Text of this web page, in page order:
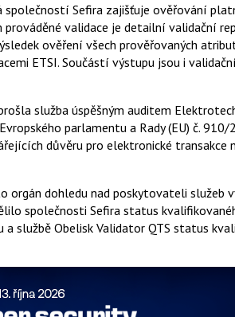
společností Sefira zajišťuje ověřování
validace je detailní validační
ověření všech prověřovaných
ETSI. Součástí výstupu jsou i
služba úspěšným auditem
parlamentu a Rady (EU) č. 910/
důvěru pro elektronické transakce
orgán dohledu nad poskytovateli služeb
společnosti Sefira status
službě Obelisk Validator QTS status